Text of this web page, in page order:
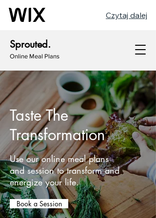
Czytaj dalej